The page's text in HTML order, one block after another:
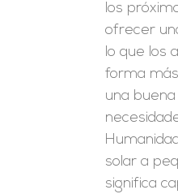
los
ofrecer
lo que los
forma
una
solar a
significa